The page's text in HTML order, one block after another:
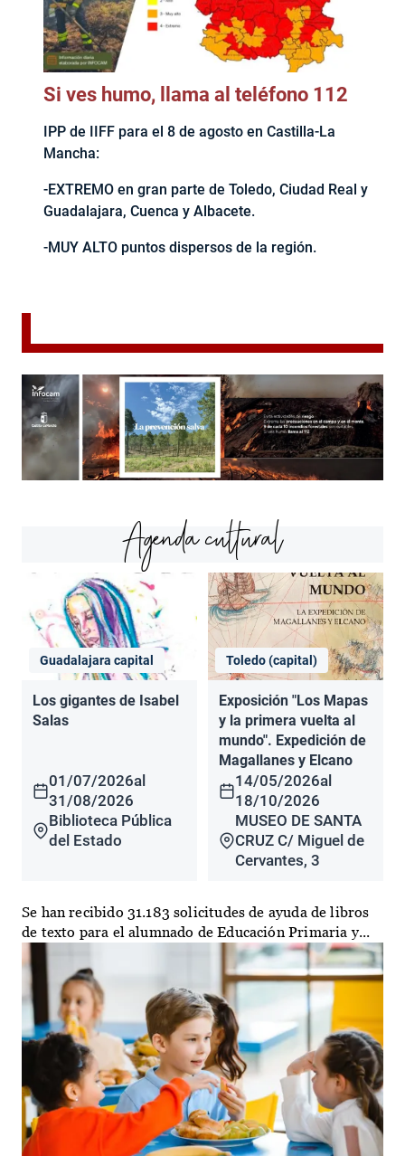
Si ves humo, llama al teléfono 112
IPP de IIFF para el 8 de agosto en Castilla-La
Mancha:
-EXTREMO en gran parte de Toledo, Ciudad Real y
Guadalajara, Cuenca y Albacete.
-MUY ALTO puntos dispersos de la región.
Agenda cultural
Guadalajara capital
Los gigantes de Isabel
Salas
01/07/2026al
31/08/2026
Biblioteca Pública
del Estado
Toledo (capital)
Exposición "Los Mapas
y la primera vuelta al
mundo". Expedición de
Magallanes y Elcano
14/05/2026al
18/10/2026
MUSEO DE SANTA
CRUZ C/ Miguel de
Cervantes, 3
Se han recibido 31.183 solicitudes de ayuda de libros
de texto para el alumnado de Educación Primaria y...